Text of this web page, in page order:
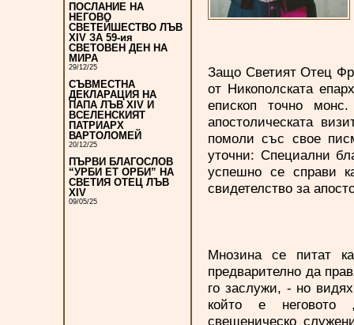
ПОСЛАНИЕ НА
НЕГОВО
СВЕТЕЙШЕСТВО ЛЪВ
XIV ЗА 59-ия
СВЕТОВЕН ДЕН НА
МИРА
29/12/25
СЪВМЕСТНА
ДЕКЛАРАЦИЯ НА
ПАПА ЛЪВ XIV И
ВСЕЛЕНСКИЯТ
ПАТРИАРХ
ВАРТОЛОМЕЙ
20/12/25
ПЪРВИ БЛАГОСЛОВ
“УРБИ ЕТ ОРБИ” НА
СВЕТИЯ ОТЕЦ ЛЪВ
XIV
09/05/25
Защо Светият Отец
от Никополската
епископ точно
апостолическата
помоли със свое
уточни: Специални
успешно се справи
свидетелство за
Мнозина се питат
предварително да
го заслужи, - но
който е неговото
свещеническо